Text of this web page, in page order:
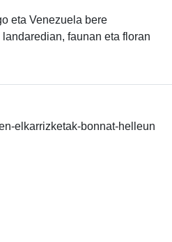
eta Venezuela bere
faunan eta floran